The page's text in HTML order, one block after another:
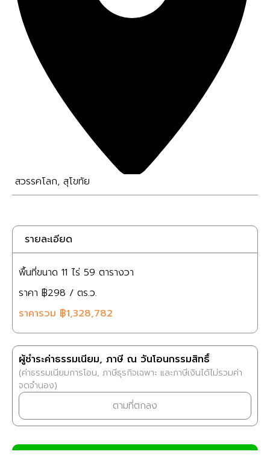
สวรรคโลก, สุโขทัย
รายละเอียด
พื้นที่ขนาด 11 ไร่ 59 ตารางวา
ราคา ฿298 / ตร.ว.
ราคารวม ฿1,328,782
ผู้ชำระค่าธรรมเนียม, ภาษี ณ วันโอนกรรมสิทธิ์
(ค่าธรรมเนียมการโอน, ภาษีธุรกิจเฉพาะ และภาษีเงินได้ไม่รวมค่า
จดจำนอง)
ตามที่ตกลง